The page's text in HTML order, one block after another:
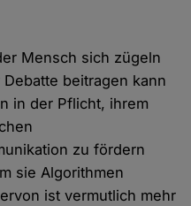
Mensch sich zügeln
beitragen kann
in der Pflicht, ihrem
zu fördern
sie Algorithmen
ist vermutlich mehr